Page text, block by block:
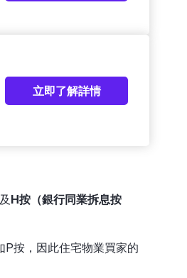
立即了解詳情
及 H按（銀行同業拆息按
按，因此住宅物業買家的